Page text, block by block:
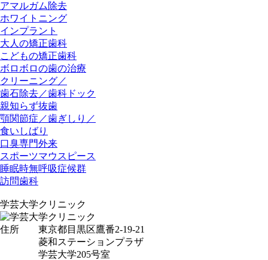
アマルガム除去
ホワイトニング
インプラント
大人の矯正歯科
こどもの矯正歯科
ボロボロの歯の治療
クリーニング／
歯石除去／歯科ドック
親知らず抜歯
顎関節症／歯ぎしり／
食いしばり
口臭専門外来
スポーツマウスピース
睡眠時無呼吸症候群
訪問歯科
学芸大学クリニック
住所
東京都目黒区鷹番2-19-21
菱和ステーションプラザ
学芸大学205号室